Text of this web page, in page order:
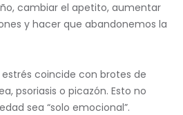
cambiar el apetito, aumentar
y hacer que abandonemos la
estrés coincide con brotes de
psoriasis o picazón. Esto no
sea “solo emocional”.